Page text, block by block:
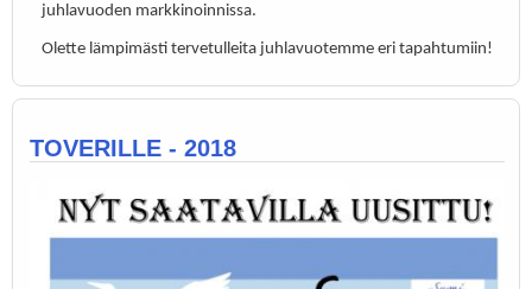
juhlavuoden markkinoinnissa.
Olette lämpimästi tervetulleita juhlavuotemme eri tapahtumiin!
TOVERILLE - 2018